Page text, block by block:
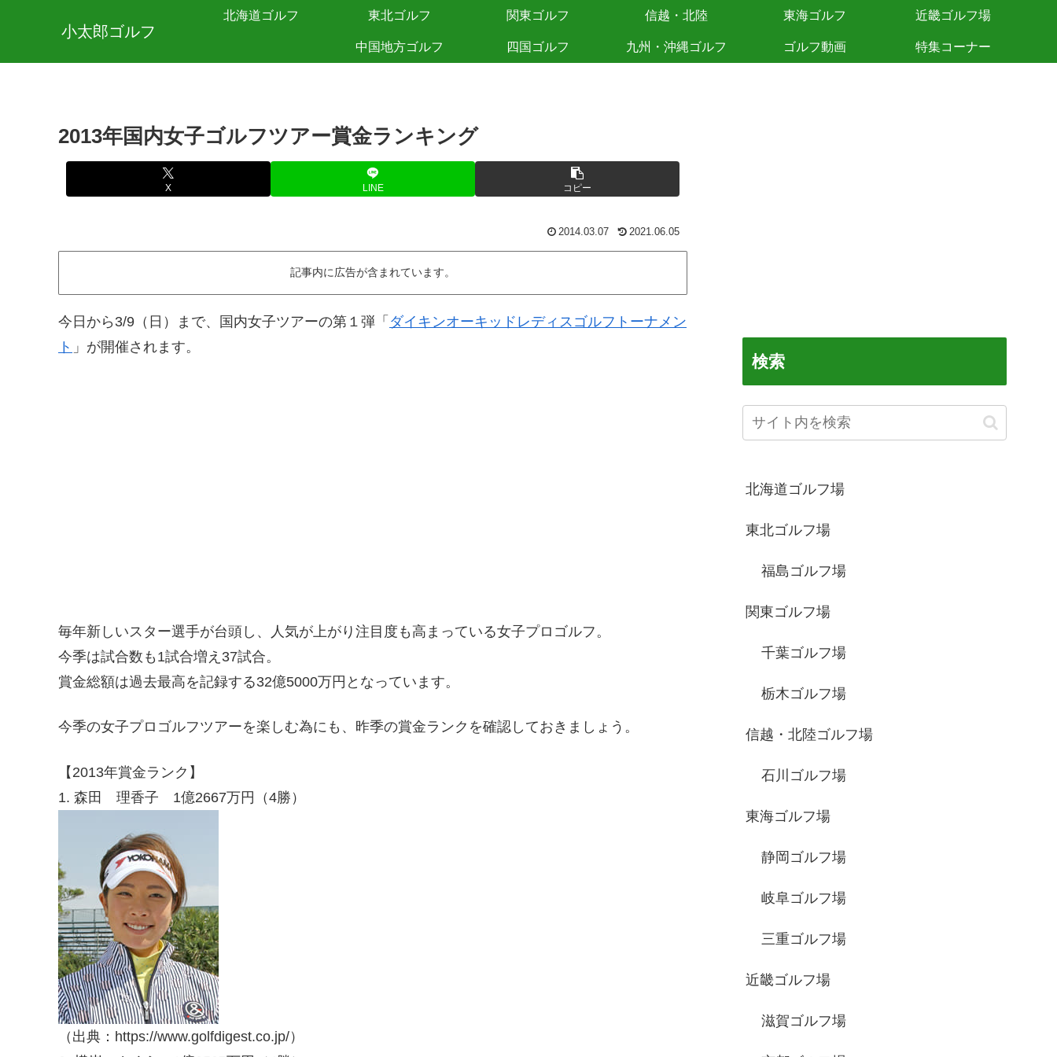
小太郎ゴルフ
北海道ゴルフ 東北ゴルフ 関東ゴルフ 信越・北陸 東海ゴルフ 近畿ゴルフ場
中国地方ゴルフ 四国ゴルフ 九州・沖縄ゴルフ ゴルフ動画 特集コーナー
2013年国内女子ゴルフツアー賞金ランキング
X LINE コピー
2014.03.07 2021.06.05
記事内に広告が含まれています。
今日から3/9（日）まで、国内女子ツアーの第１弾「 ダイキンオーキッドレディスゴルフトーナメン
ト 」が開催されます。
毎年新しいスター選手が台頭し、人気が上がり注目度も高まっている女子プロゴルフ。
今季は試合数も1試合増え37試合。
賞金総額は過去最高を記録する32億5000万円となっています。
今季の女子プロゴルフツアーを楽しむ為にも、昨季の賞金ランクを確認しておきましょう。
【2013年賞金ランク】
1. 森田 理香子 1億2667万円（4勝）
（出典：https://www.golfdigest.co.jp/）
検索
北海道ゴルフ場
東北ゴルフ場
福島ゴルフ場
関東ゴルフ場
千葉ゴルフ場
栃木ゴルフ場
信越・北陸ゴルフ場
石川ゴルフ場
東海ゴルフ場
静岡ゴルフ場
岐阜ゴルフ場
三重ゴルフ場
近畿ゴルフ場
滋賀ゴルフ場